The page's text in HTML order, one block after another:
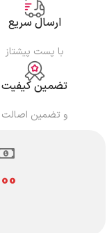
ارسال سریع
با پست پیشتاز
تضمین کیفیت
و تضمین اصالت